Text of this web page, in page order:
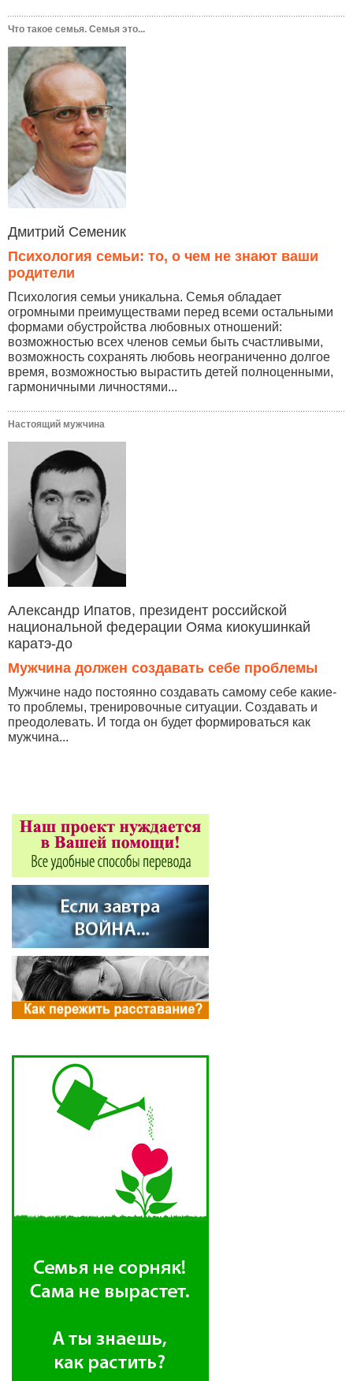
Что такое семья. Семья это...
Дмитрий Семеник
Психология семьи: то, о чем не знают ваши
родители
Психология семьи уникальна. Семья обладает
огромными преимуществами перед всеми остальными
формами обустройства любовных отношений:
возможностью всех членов семьи быть счастливыми,
возможность сохранять любовь неограниченно долгое
время, возможностью вырастить детей полноценными,
гармоничными личностями...
Настоящий мужчина
Александр Ипатов, президент российской
национальной федерации Ояма киокушинкай
каратэ-до
Мужчина должен создавать себе проблемы
Мужчине надо постоянно создавать самому себе какие-
то проблемы, тренировочные ситуации. Создавать и
преодолевать. И тогда он будет формироваться как
мужчина...